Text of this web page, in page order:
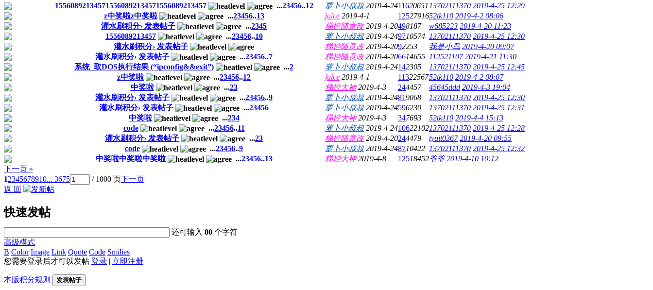
155608921345715560892134571556089213457
...23456..12 萝卜小叔叔 2019-4-2411620651 13702111370 2019-4-25 12:29
z中奖啦z中奖啦
...23456..13 juice 2019-4-1 1252791652tk110 2019-4-2 08:06
灌水刷积分› 发表帖子
...2345 梯控随意改 2019-4-20498187 w685223 2019-4-20 11:23
1556089213457
...23456..10 萝卜小叔叔 2019-4-249710574 13702111370 2019-4-25 12:30
灌水刷积分› 发表帖子
梯控随意改 2019-4-2092253 我是小鸟 2019-4-20 09:07
灌水刷积分› 发表帖子
...23456..7 梯控随意改 2019-4-206614655 112521107 2019-4-21 11:30
系统_取DOS执行结果 (“ipconfig&&exit”)
...2 萝卜小叔叔 2019-4-24142305 13702111370 2019-4-25 12:45
z中奖啦
...23456..12 juice 2019-4-1 1132256752tk110 2019-4-2 08:07
中奖啦
...23 梯控大神 2019-4-3 244457 45645ddd 2019-4-3 19:04
灌水刷积分› 发表帖子
...23456..9 萝卜小叔叔 2019-4-24819068 13702111370 2019-4-25 12:30
灌水刷积分› 发表帖子
...23456 萝卜小叔叔 2019-4-24596230 13702111370 2019-4-25 12:31
中奖啦
...234 梯控大神 2019-4-3 347693 52tk110 2019-4-4 15:13
code
...23456..11 萝卜小叔叔 2019-4-241062210213702111370 2019-4-25 12:28
灌水刷积分› 发表帖子
...23 梯控随意改 2019-4-20244479 tyuit0367 2019-4-20 09:55
code
...23456..9 萝卜小叔叔 2019-4-248710422 13702111370 2019-4-25 12:32
中奖啦中奖啦中奖啦
...23456..13 梯控大神 2019-4-8 12518452爷爷 2019-4-10 10:12
下一页 »
12345678910... 3675 / 1000 页下一页
返 回
快速发帖
还可输入80 个字符
高级模式
B Color Image Link Quote Code Smilies
您需要登录后才可以发帖 登录 | 立即注册
本版积分规则 发表帖子